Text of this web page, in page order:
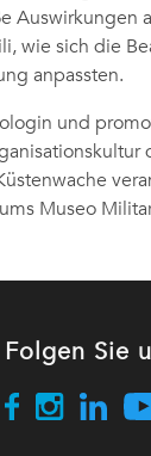
Auswirkungen
wie sich die
anpassten.
und
Museo
Folgen Sie